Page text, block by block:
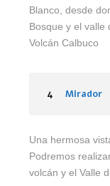
Blanco, desde
Bosque y el valle
Volcán Calbuco
4 Mirador
Una hermosa
Podremos
volcán y el Valle